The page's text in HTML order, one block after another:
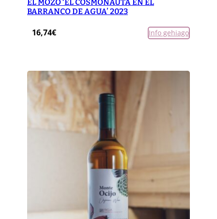
EL MOZO ‘EL COSMONAUTA EN EL
BARRANCO DE AGUA’ 2023
16,74€ Info gehiago